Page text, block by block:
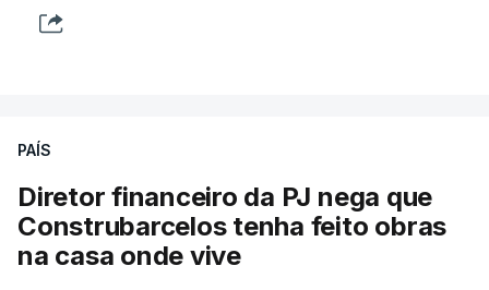
PAÍS
Diretor financeiro da PJ nega que
Construbarcelos tenha feito obras
na casa onde vive